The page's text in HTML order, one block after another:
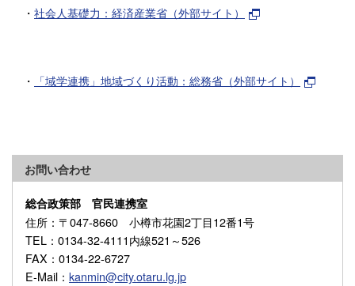
・ 社会人基礎力：経済産業省（外部サイト）
・ 「域学連携」地域づくり活動：総務省（外部サイト）
お問い合わせ
総合政策部 官民連携室
住所 ：〒047-8660 小樽市花園2丁目12番1号
TEL ：0134-32-4111内線521～526
FAX ：0134-22-6727
E-Mail ： kanmin@city.otaru.lg.jp